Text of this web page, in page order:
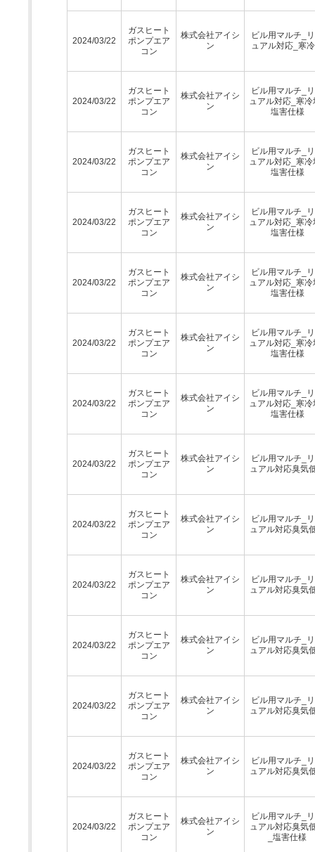
2024/03/22
ガスヒート
ポンプエア
コン
株式会社アイシ
ン
ビル用マルチ_
ュアル対応_寒
2024/03/22
ガスヒート
ポンプエア
コン
株式会社アイシ
ン
ビル用マルチ_
ュアル対応_寒冷
塩害仕様
2024/03/22
ガスヒート
ポンプエア
コン
株式会社アイシ
ン
ビル用マルチ_
ュアル対応_寒冷
塩害仕様
2024/03/22
ガスヒート
ポンプエア
コン
株式会社アイシ
ン
ビル用マルチ_
ュアル対応_寒冷
塩害仕様
2024/03/22
ガスヒート
ポンプエア
コン
株式会社アイシ
ン
ビル用マルチ_
ュアル対応_寒冷
塩害仕様
2024/03/22
ガスヒート
ポンプエア
コン
株式会社アイシ
ン
ビル用マルチ_
ュアル対応_寒冷
塩害仕様
2024/03/22
ガスヒート
ポンプエア
コン
株式会社アイシ
ン
ビル用マルチ_
ュアル対応_寒冷
塩害仕様
2024/03/22
ガスヒート
ポンプエア
コン
株式会社アイシ
ン
ビル用マルチ_
ュアル対応臭気
2024/03/22
ガスヒート
ポンプエア
コン
株式会社アイシ
ン
ビル用マルチ_
ュアル対応臭気
2024/03/22
ガスヒート
ポンプエア
コン
株式会社アイシ
ン
ビル用マルチ_
ュアル対応臭気
2024/03/22
ガスヒート
ポンプエア
コン
株式会社アイシ
ン
ビル用マルチ_
ュアル対応臭気
2024/03/22
ガスヒート
ポンプエア
コン
株式会社アイシ
ン
ビル用マルチ_
ュアル対応臭気
2024/03/22
ガスヒート
ポンプエア
コン
株式会社アイシ
ン
ビル用マルチ_
ュアル対応臭気
2024/03/22
ガスヒート
ポンプエア
コン
株式会社アイシ
ン
ビル用マルチ_
ュアル対応臭気
_塩害仕様